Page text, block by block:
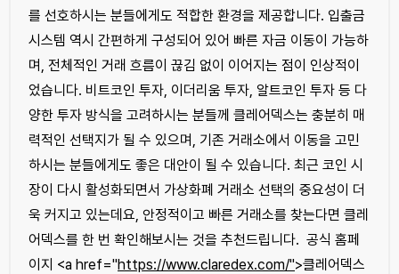
를 선호하시는 분들에게도 적합한 환경을 제공합니다. 입출금
시스템 역시 간편하게 구성되어 있어 빠른 자금 이동이 가능하
며, 전체적인 거래 흐름이 끊김 없이 이어지는 점이 인상적이
었습니다. 비트코인 투자, 이더리움 투자, 알트코인 투자 등 다
양한 투자 방식을 고려하시는 분들께 클레어덱스는 충분히 매
력적인 선택지가 될 수 있으며, 기존 거래소에서 이동을 고민
하시는 분들에게도 좋은 대안이 될 수 있습니다. 최근 코인 시
장이 다시 활성화되면서 가상화폐 거래소 선택의 중요성이 더
욱 커지고 있는데요, 안정적이고 빠른 거래소를 찾는다면 클레
어덱스를 한 번 확인해보시는 것을 추천드립니다. 공식 홈페
이지 <a href="https://www.claredex.com/">클레어덱스